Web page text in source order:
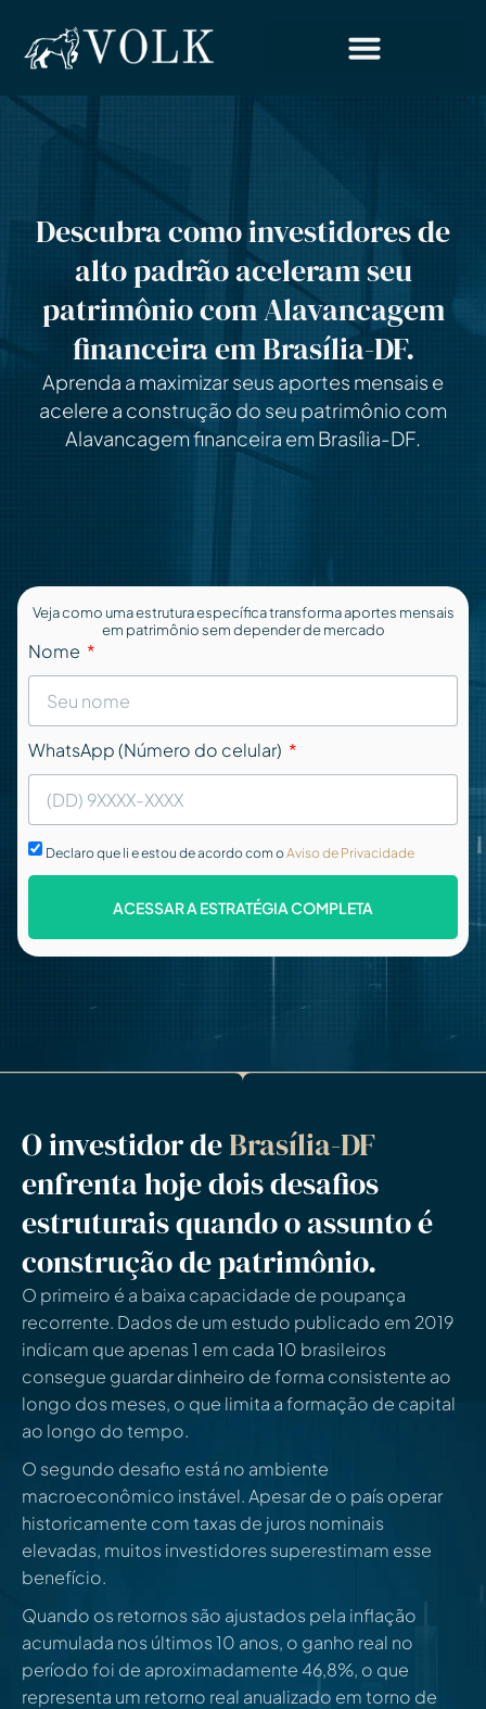
Descubra como investidores de
alto padrão aceleram seu
patrimônio com Alavancagem
financeira em Brasília-DF.
Aprenda a maximizar seus aportes mensais e
acelere a construção do seu patrimônio com
Alavancagem financeira em Brasília-DF.
Veja como uma estrutura específica transforma aportes mensais
em patrimônio sem depender de mercado
Nome
WhatsApp (Número do celular)
Declaro que li e estou de acordo com oAviso de Privacidade
ACESSAR A ESTRATÉGIA COMPLETA
O investidor deBrasília-DF
enfrenta hoje dois desafios
estruturais quando o assunto é
construção de patrimônio.
O primeiro é a baixa capacidade de poupança
recorrente. Dados de um estudo publicado em 2019
indicam que apenas 1 em cada 10 brasileiros
consegue guardar dinheiro de forma consistente ao
longo dos meses, o que limita a formação de capital
ao longo do tempo.
O segundo desafio está no ambiente
macroeconômico instável. Apesar de o país operar
historicamente com taxas de juros nominais
elevadas, muitos investidores superestimam esse
benefício.
Quando os retornos são ajustados pela inflação
acumulada nos últimos 10 anos, o ganho real no
período foi de aproximadamente 46,8%, o que
representa um retorno real anualizado em torno de